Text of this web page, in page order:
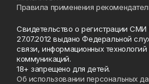
Правила применения
Свидетельство о регистрации
27.07.2012 выдано Федеральной
связи, информационных
коммуникаций.
18+ запрещено для детей.
Об использовании персональных